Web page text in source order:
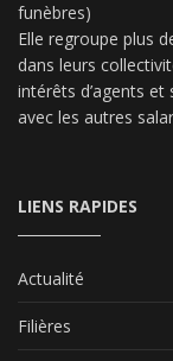
funèbres)
Elle regroupe plus
dans leurs
intérêts d’agents et
avec les autres
LIENS RAPIDES
Actualité
Filières